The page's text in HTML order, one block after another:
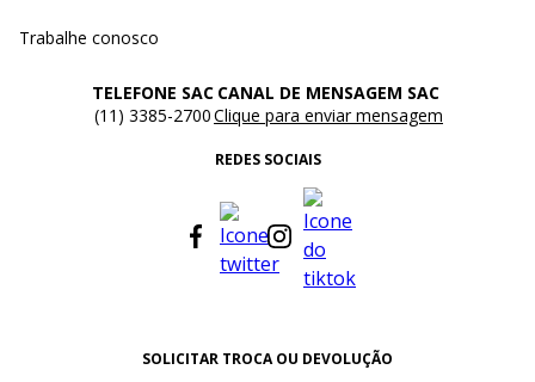
Trabalhe conosco
TELEFONE SAC
(11) 3385-2700
CANAL DE MENSAGEM SAC
Clique para enviar mensagem
REDES SOCIAIS
SOLICITAR TROCA OU DEVOLUÇÃO